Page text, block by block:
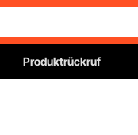
Produktrückruf